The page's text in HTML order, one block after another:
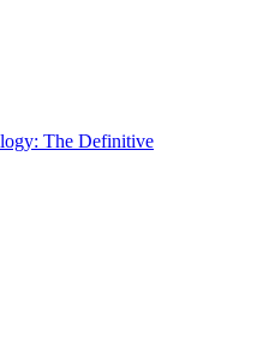
The Definitive